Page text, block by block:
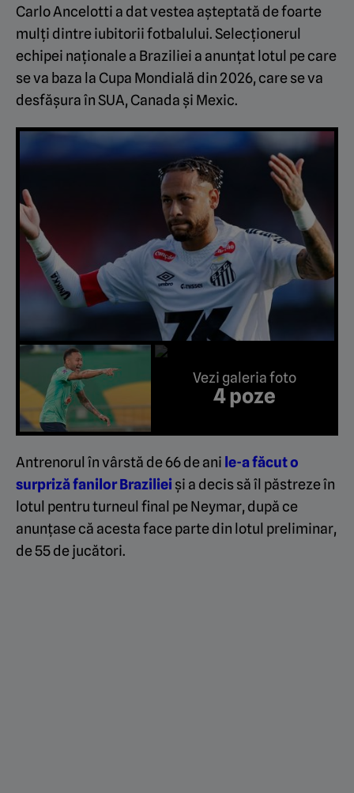
Carlo Ancelotti a dat vestea așteptată de foarte
mulți dintre iubitorii fotbalului. Selecționerul
echipei naționale a Braziliei a anunțat lotul pe care
se va baza la Cupa Mondială din 2026, care se va
desfășura în SUA, Canada și Mexic.
Vezi galeria foto
4 poze
Antrenorul în vârstă de 66 de ani le-a făcut o
surpriză fanilor Brazilieiși a decis să îl păstreze în
lotul pentru turneul final pe Neymar, după ce
anunțase că acesta face parte din lotul preliminar,
de 55 de jucători.